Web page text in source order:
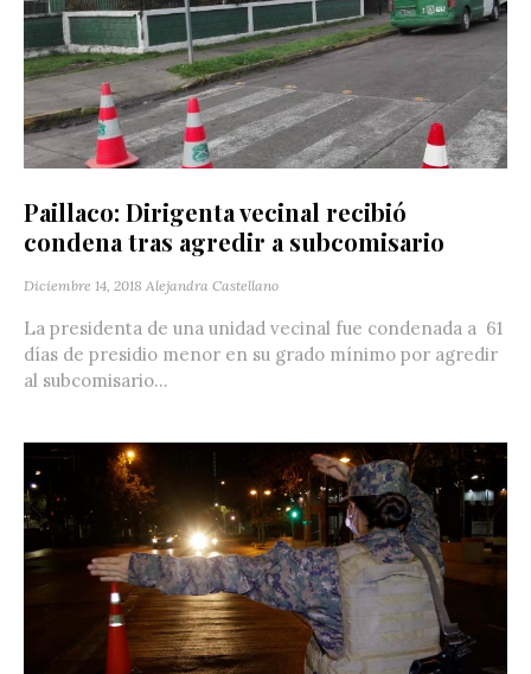
Paillaco: Dirigenta vecinal recibió
condena tras agredir a subcomisario
Diciembre 14, 2018 Alejandra Castellano
La presidenta de una unidad vecinal fue condenada a 61
días de presidio menor en su grado mínimo por agredir
al subcomisario...